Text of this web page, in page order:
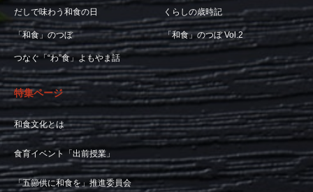
だしで味わう和食の日 くらしの歳時記
「和食」のつぼ 「和食」のつぼ Vol.2
つなぐ「“わ”食」よもやま話
特集ページ
和食文化とは
食育イベント「出前授業」
「五節供に和食を」推進委員会